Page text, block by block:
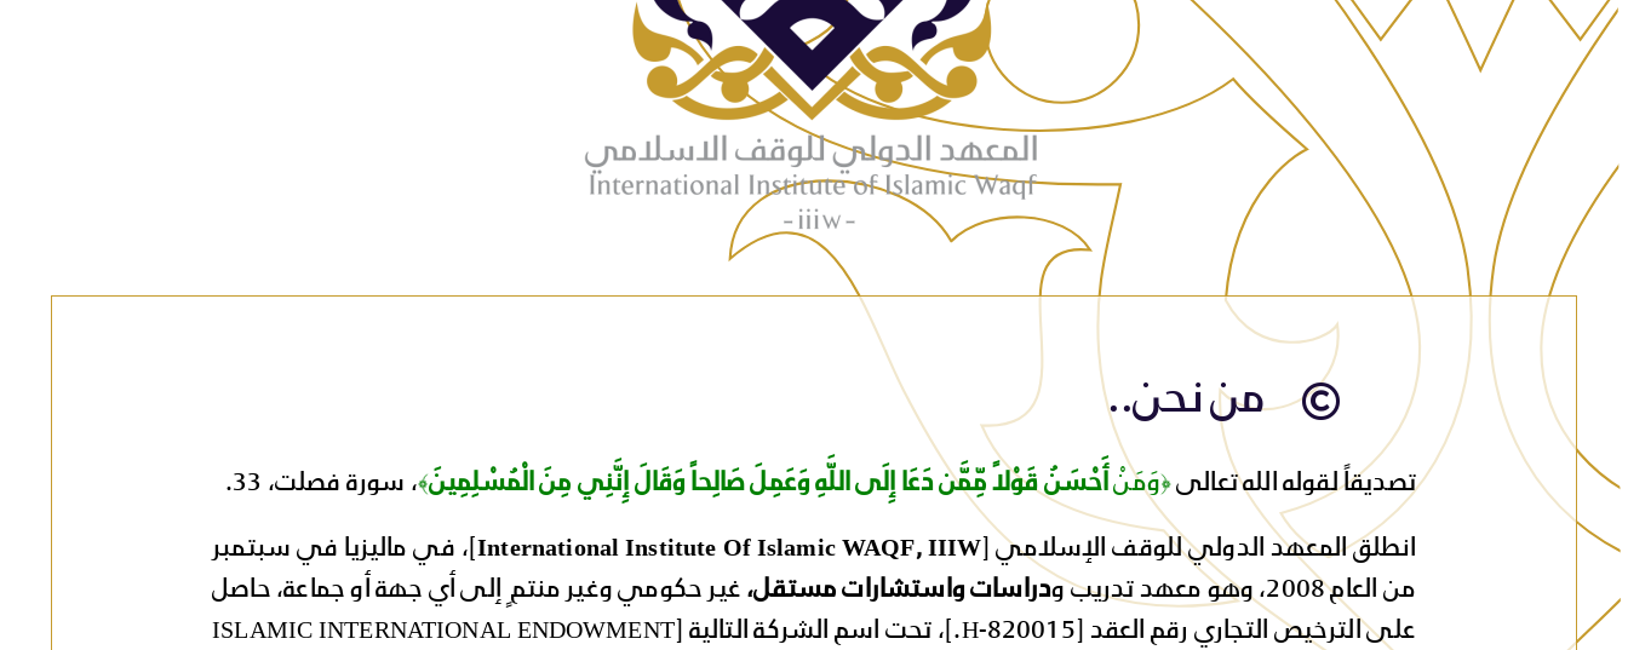
من نحن..
تصديقاً لقوله الله تعالى﴿وَمَنْ أَحْسَنُ قَوْلاً مِّمَّن دَعَا إِلَى اللَّهِ وَعَمِلَ صَالِحاً وَقَالَ إِنَّنِي مِنَ الْمُسْلِمِينَ﴾، سورة فصلت، 33.
انطلق المعهد الدولي للوقف الإسلامي [ International Institute Of Islamic WAQF, IIIW]، في ماليزيا في سبتمبر
من العام 2008، وهو معهد تدريب و
دراسات واستشارات مستقل، غير حكومي وغير منتم ٍ إلى أي جهة أو جماعة، حاصل
على الترخيص التجاري رقم العقد [820015-H.]، تحت اسم الشركة التالية [ISLAMIC INTERNATIONAL ENDOWMENT